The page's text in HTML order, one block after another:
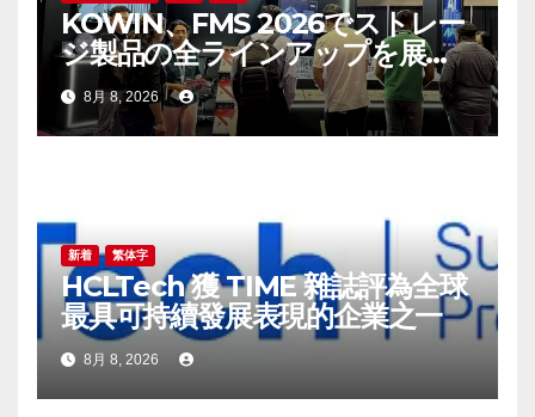
KOWIN、FMS 2026でストレー
ジ製品の全ラインアップを展
示：高性能ストレージ製品がAI
分野の革新を牽引
8月 8, 2026
新着 繁体字
HCLTech 獲 TIME 雜誌評為全球
最具可持續發展表現的企業之一
8月 8, 2026